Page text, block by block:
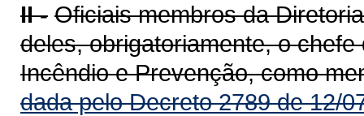
II - Oficiais membros da
deles, obrigatoriamente, o
Incêndio e Prevenção, como
dada pelo Decreto 2789 de 12/